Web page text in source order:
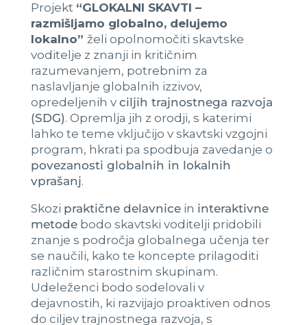
Projekt “GLOKALNI SKAVTI –
razmišljamo globalno, delujemo
lokalno” želi opolnomočiti skavtske
voditelje z znanji in kritičnim
razumevanjem, potrebnim za
naslavljanje globalnih izzivov,
opredeljenih v ciljih trajnostnega razvoja
(SDG). Opremlja jih z orodji, s katerimi
lahko te teme vključijo v skavtski vzgojni
program, hkrati pa spodbuja zavedanje o
povezanosti globalnih in lokalnih
vprašanj.
Skozi praktične delavnicein interaktivne
metodebodo skavtski voditelji pridobili
znanje s področja globalnega učenja ter
se naučili, kako te koncepte prilagoditi
različnim starostnim skupinam.
Udeleženci bodo sodelovali v
dejavnostih, ki razvijajo proaktiven odnos
do ciljev trajnostnega razvoja, s